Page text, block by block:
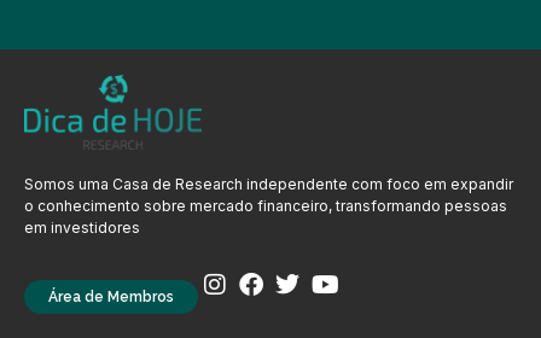
Somos uma Casa de Research independente com foco em expandir
o conhecimento sobre mercado financeiro, transformando pessoas
em investidores
Área de Membros